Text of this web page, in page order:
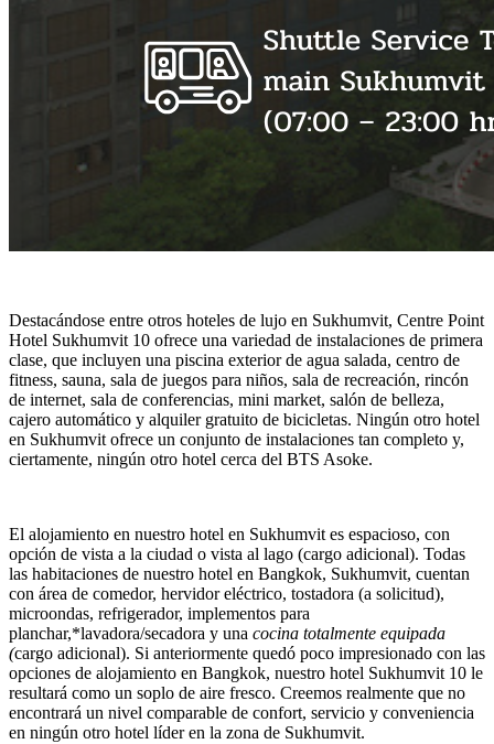
Destacándose entre otros hoteles de lujo en Sukhumvit, Centre Point
Hotel Sukhumvit 10 ofrece una variedad de instalaciones de primera
clase, que incluyen una piscina exterior de agua salada, centro de
fitness, sauna, sala de juegos para niños, sala de recreación, rincón
de internet, sala de conferencias, mini market, salón de belleza,
cajero automático y alquiler gratuito de bicicletas. Ningún otro hotel
en Sukhumvit ofrece un conjunto de instalaciones tan completo y,
ciertamente, ningún otro hotel cerca del BTS Asoke.
El alojamiento en nuestro hotel en Sukhumvit es espacioso, con
opción de vista a la ciudad o vista al lago (cargo adicional). Todas
las habitaciones de nuestro hotel en Bangkok, Sukhumvit, cuentan
con área de comedor, hervidor eléctrico, tostadora (a solicitud),
microondas, refrigerador, implementos para
planchar,*lavadora/secadora y una cocina totalmente equipada
(cargo adicional). Si anteriormente quedó poco impresionado con las
opciones de alojamiento en Bangkok, nuestro hotel Sukhumvit 10 le
resultará como un soplo de aire fresco. Creemos realmente que no
encontrará un nivel comparable de confort, servicio y conveniencia
en ningún otro hotel líder en la zona de Sukhumvit.